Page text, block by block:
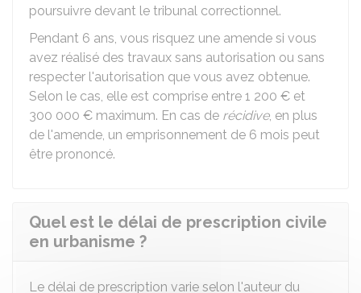
poursuivre devant le tribunal correctionnel.
Pendant 6 ans, vous risquez une amende si vous
avez réalisé des travaux sans autorisation ou sans
respecter l'autorisation que vous avez obtenue.
Selon le cas, elle est comprise entre 1 200 € et
300 000 € maximum. En cas de récidive, en plus
de l'amende, un emprisonnement de 6 mois peut
être prononcé.
Quel est le délai de prescription civile
en urbanisme ?
Le délai de prescription varie selon l'auteur du